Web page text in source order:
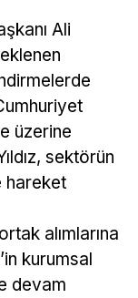
Ali
üzerine
sektörün
hareket
alımlarına
kurumsal
devam